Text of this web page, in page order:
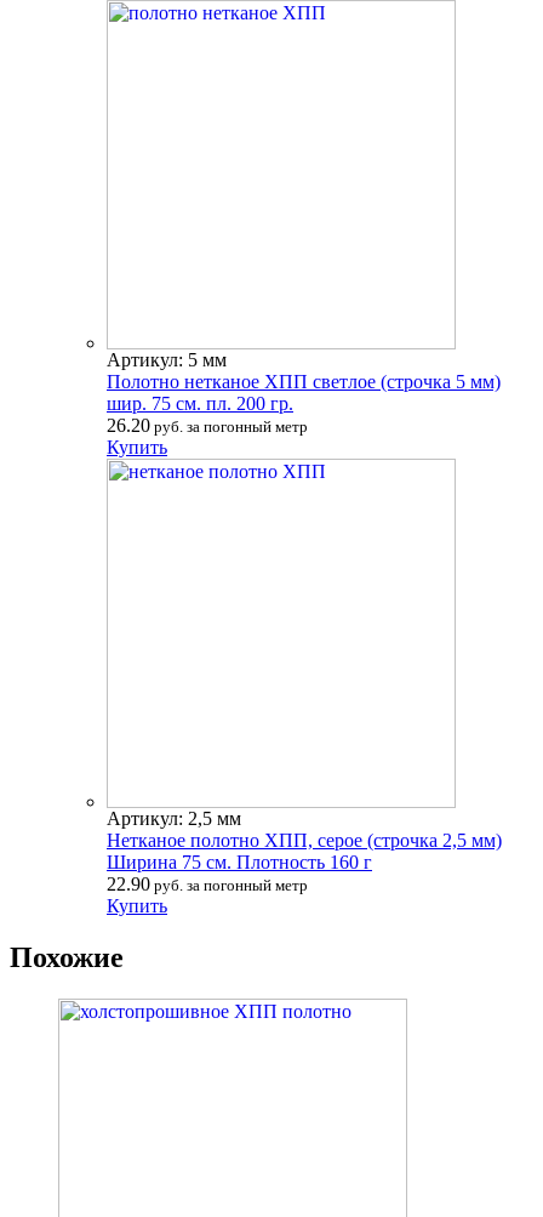
Артикул: 5 мм
Полотно нетканое ХПП светлое (строчка 5 мм)
шир. 75 см. пл. 200 гр.
26.20 руб. за погонный метр
Купить
Артикул: 2,5 мм
Нетканое полотно ХПП, серое (строчка 2,5 мм)
Ширина 75 см. Плотность 160 г
22.90 руб. за погонный метр
Купить
Похожие